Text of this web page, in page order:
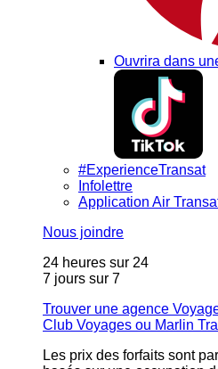
Ouvrira dans
#ExperienceTransat
Infolettre
Application Air
Nous joindre
24 heures sur 24
7 jours sur 7
Trouver une agence
Club Voyages ou Marlin
Les prix des forfaits sont